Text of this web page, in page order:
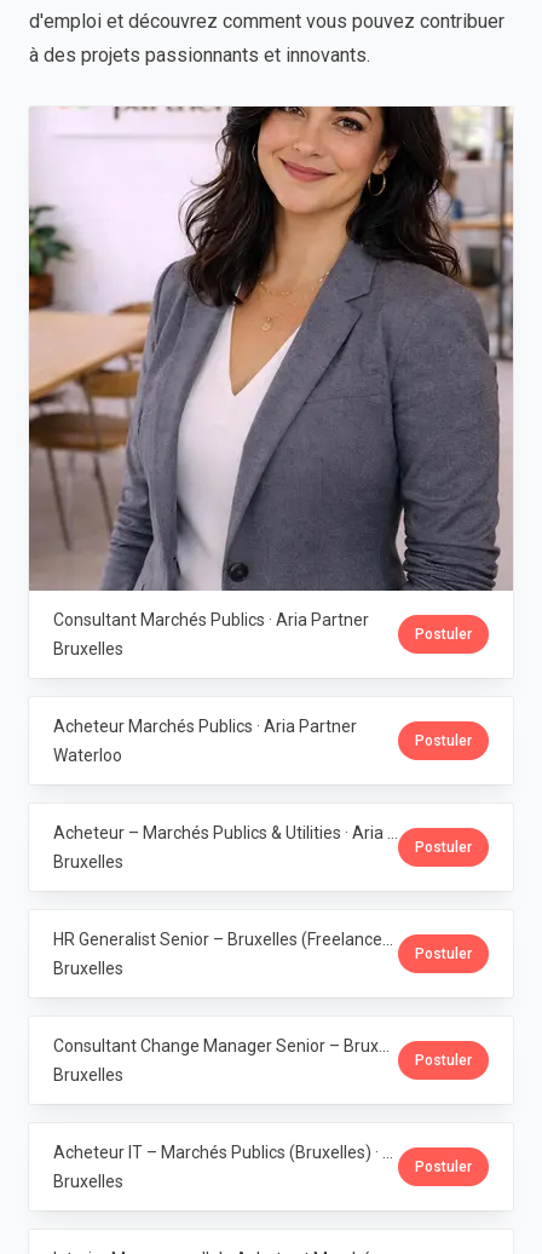
d'emploi et découvrez comment vous pouvez contribuer
à des projets passionnants et innovants.
Consultant Marchés Publics · Aria Partner
Bruxelles
Postuler
Acheteur Marchés Publics · Aria Partner
Waterloo
Postuler
Bruxelles
Postuler
Bruxelles
Postuler
Bruxelles
Postuler
Bruxelles
Postuler